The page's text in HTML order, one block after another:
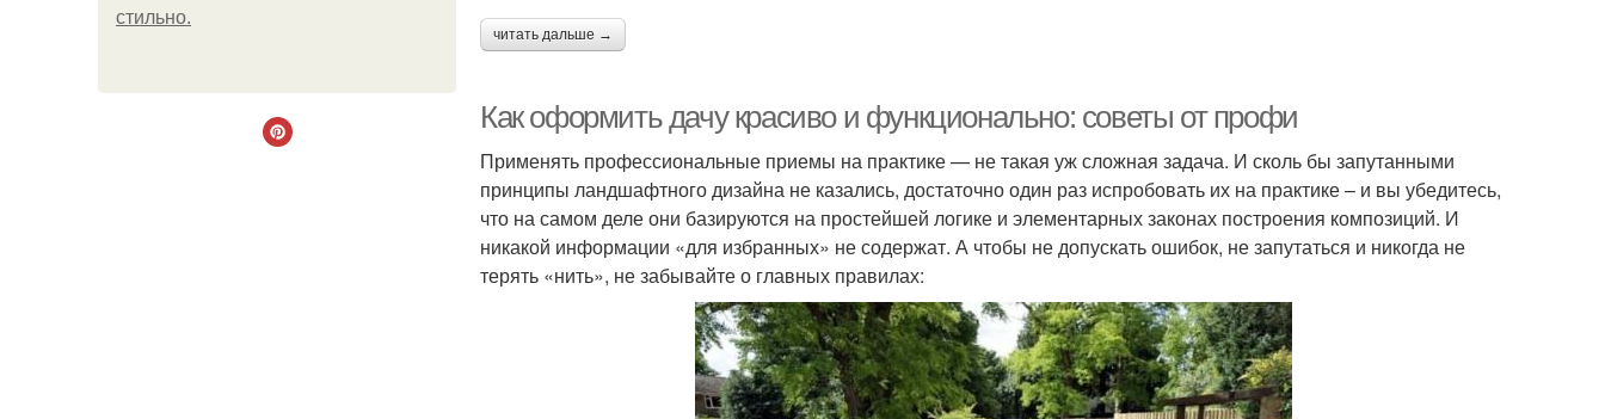
стильнo.
читать дальше →
Как оформить дачу красиво и функционально: советы от профи
Применять профессиональные приемы на практике — не такая уж сложная задача. И сколь бы запутанными
принципы ландшафтного дизайна не казались, достаточно один раз испробовать их на практике – и вы убедитесь,
что на самом деле они базируются на простейшей логике и элементарных законах построения композиций. И
никакой информации «для избранных» не содержат. А чтобы не допускать ошибок, не запутаться и никогда не
терять «нить», не забывайте о главных правилах: